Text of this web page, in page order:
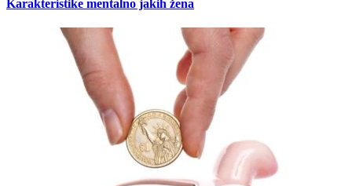
Karakteristike mentalno jakih žena